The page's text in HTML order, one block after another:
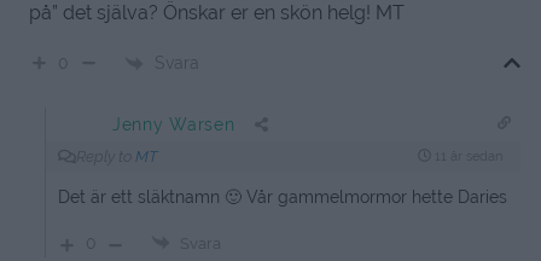
på” det själva? Önskar er en skön helg! MT
Svara
Jenny Warsen
MT
Det är ett släktnamn 🙂 Vår gammelmormor hette Daries
Svara